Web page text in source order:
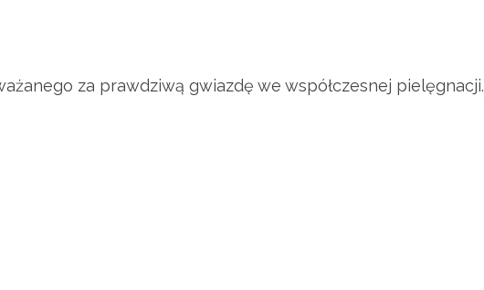
za prawdziwą gwiazdę we współczesnej pielęgnacji.